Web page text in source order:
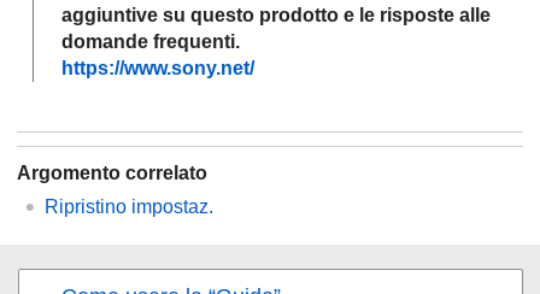
aggiuntive su questo prodotto e le risposte alle
domande frequenti.
https://www.sony.net/
Argomento correlato
Ripristino impostaz.